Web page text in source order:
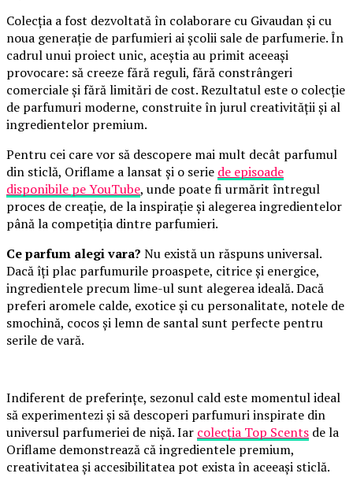
Colecția a fost dezvoltată în colaborare cu Givaudan și cu
noua generație de parfumieri ai școlii sale de parfumerie. În
cadrul unui proiect unic, aceștia au primit aceeași
provocare: să creeze fără reguli, fără constrângeri
comerciale și fără limitări de cost. Rezultatul este o colecție
de parfumuri moderne, construite în jurul creativității și al
ingredientelor premium.
Pentru cei care vor să descopere mai mult decât parfumul
din sticlă, Oriflame a lansat și o serie de episoade
disponibile pe YouTube, unde poate fi urmărit întregul
proces de creație, de la inspirație și alegerea ingredientelor
până la competiția dintre parfumieri.
Ce parfum alegi vara? Nu există un răspuns universal.
Dacă îți plac parfumurile proaspete, citrice și energice,
ingredientele precum lime-ul sunt alegerea ideală. Dacă
preferi aromele calde, exotice și cu personalitate, notele de
smochină, cocos și lemn de santal sunt perfecte pentru
serile de vară.
Indiferent de preferințe, sezonul cald este momentul ideal
să experimentezi și să descoperi parfumuri inspirate din
universul parfumeriei de nișă. Iar colecția Top Scents de la
Oriflame demonstrează că ingredientele premium,
creativitatea și accesibilitatea pot exista în aceeași sticlă.